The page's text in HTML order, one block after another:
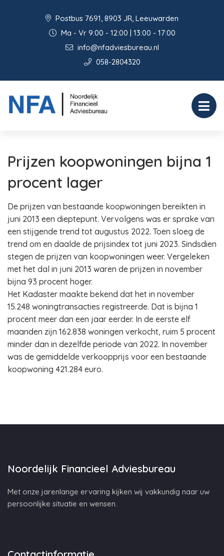
Postbus 7691, 8903 JR, Leeuwarden
Ma - Vr 9:00 - 12:00 | 13:00 - 17:00
info@nfadviesbureau.nl
058-2804320
Prijzen koopwoningen bijna 1
procent lager
De prijzen van bestaande koopwoningen bereikten in
juni 2013 een dieptepunt. Vervolgens was er sprake van
een stijgende trend tot augustus 2022. Toen sloeg de
trend om en daalde de prijsindex tot juni 2023. Sindsdien
stegen de prijzen van koopwoningen weer. Vergeleken
met het dal in juni 2013 waren de prijzen in november
bijna 93 procent hoger.
Het Kadaster maakte bekend dat het in november
15.248 woningtransacties registreerde. Dat is bijna 1
procent meer dan een jaar eerder. In de eerste elf
maanden zijn 162.838 woningen verkocht, ruim 5 procent
minder dan in dezelfde periode van 2022. In november
was de gemiddelde verkoopprijs voor een bestaande
koopwoning 421.284 euro.
Noordelijk Financieel Adviesbureau
Met onze jarenlange ervaring kijken wij vakkundig naar uw
persoonlijke situatie en wensen.